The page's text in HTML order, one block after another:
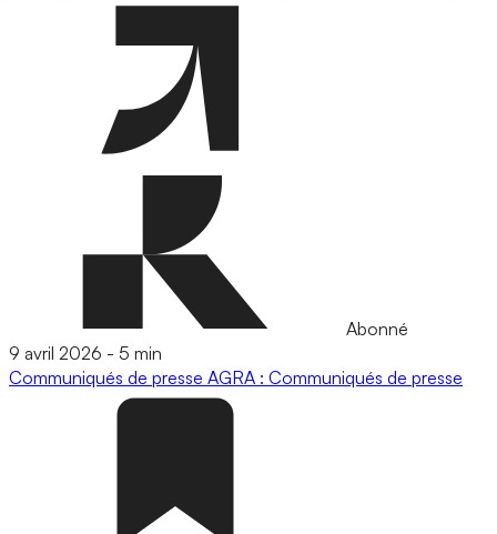
Abonné
9 avril 2026 - 5 min
Communiqués de presse AGRA : Communiqués de presse